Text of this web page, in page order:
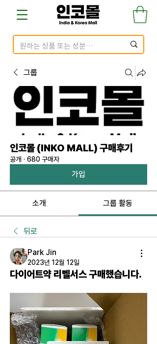
그룹
인코몰 (INKO MALL) 구매후기
공개 · 680 구매자
가입
소개 그룹 활동
뒤로
Park Jin
2023년 12월 12일
다이어트약 리벨서스 구매했습니다.